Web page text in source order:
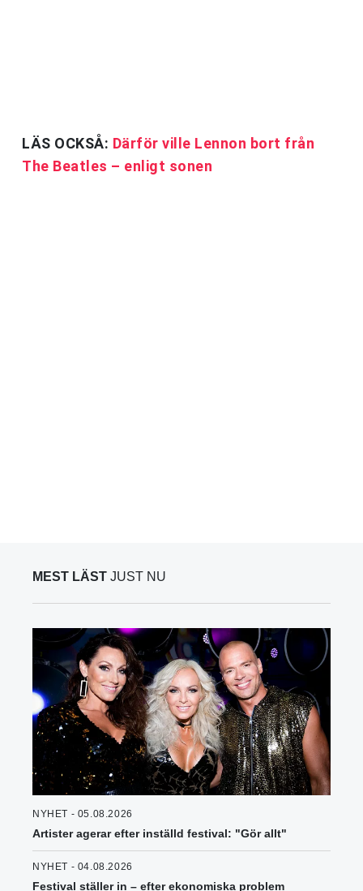
LÄS OCKSÅ: Därför ville Lennon bort från
The Beatles – enligt sonen
MEST LÄST JUST NU
NYHET - 05.08.2026
Artister agerar efter inställd festival: "Gör allt"
NYHET - 04.08.2026
Festival ställer in – efter ekonomiska problem